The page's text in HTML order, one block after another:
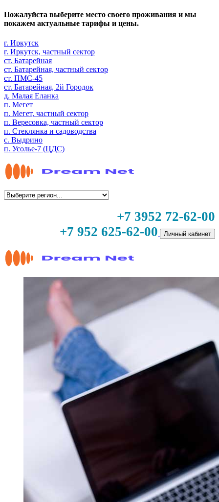
Пожалуйста выберите место своего проживания и мы
покажем актуальные тарифы и цены.
г. Иркутск
г. Иркутск, частный сектор
ст. Батарейная
ст. Батарейная, частный сектор
ст. ПМС-45
ст. Батарейная, 2й Городок
д. Малая Еланка
п. Мегет
п. Мегет, частный сектор
п. Вересовка, частный сектор
п. Стеклянка и садоводства
с. Выдрино
п. Усолье-7 (ЦДС)
+7 3952 72-62-00
+7 952 625-62-00
Личный кабинет